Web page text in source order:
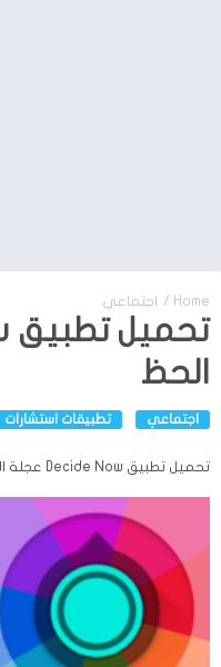
Home
/ اجتماعي
الحظ
اجتماعي تطبيقات استشارات
تحميل تطبيق Decide Now عجلة الحظ